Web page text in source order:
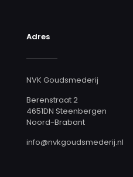
Adres
NVK Goudsmederij
Berenstraat 2
4651DN Steenbergen
Noord-Brabant
info@nvkgoudsmederij.nl